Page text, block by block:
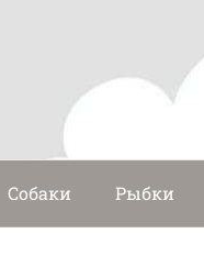
Собаки Рыбки